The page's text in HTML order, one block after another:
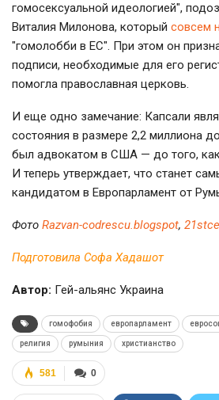
гомосексуальной идеологией",
Виталия Милонова, который совсем
"гомолобби в ЕС". При этом он
подписи, необходимые для его
помогла православная церковь.
И еще одно замечание: Капсали
состояния в размере 2,2 миллиона
был адвокатом в США — до того, как
И теперь утверждает, что станет
кандидатом в Европарламент от
Фото Razvan-codrescu.blogspot,
Подготовила Софа Хадашот
Автор: Гей-альянс Украина
гомофобия европарламент
религия румыния христианство
0
581